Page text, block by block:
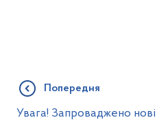
Попередня
Увага! Запроваджено нові